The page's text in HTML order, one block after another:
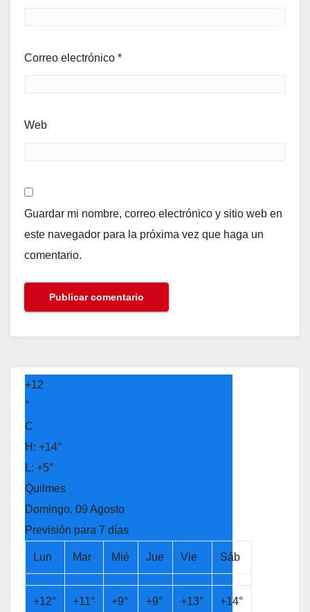
Correo electrónico *
Web
Guardar mi nombre, correo electrónico y sitio web en
este navegador para la próxima vez que haga un
comentario.
+12
°
C
H: +14°
L: +5°
Quilmes
Domingo, 09 Agosto
Previsión para 7 días
Lun Mar Mié Jue Vie Sáb
+12° +11° +9° +9° +13° +14°